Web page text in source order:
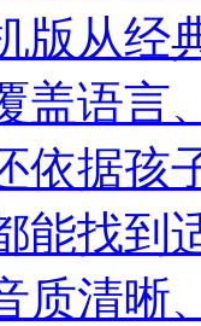
版从经
盖语言
依据孩
能找到
质清晰